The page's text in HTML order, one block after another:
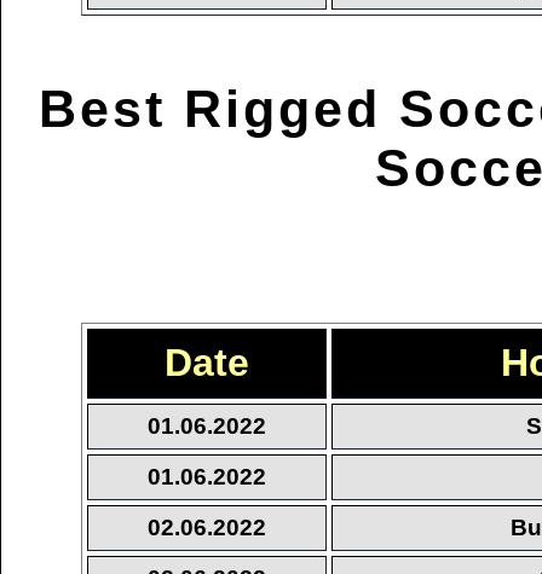
Best Rigged
Date
01.06.2022
01.06.2022
02.06.2022